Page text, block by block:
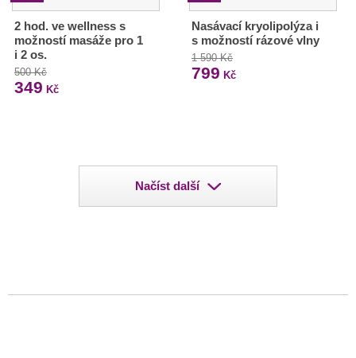
2 hod. ve wellness s
možností masáže pro 1
i 2 os.
500 Kč
349 Kč
Nasávací kryolipolýza i
s možností rázové vlny
1 590 Kč
799 Kč
Načíst další